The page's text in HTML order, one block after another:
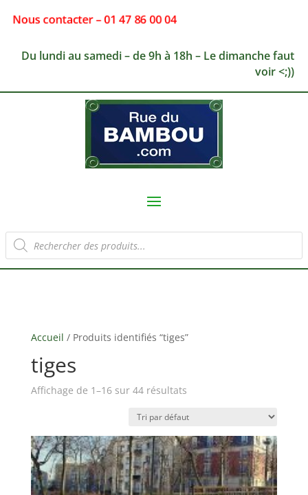
Nous contacter – 01 47 86 00 04
Du lundi au samedi – de 9h à 18h – Le dimanche faut
voir <;))
Recherche
de
produits
Accueil / Produits identifiés “tiges”
tiges
Affichage de 1–16 sur 44 résultats